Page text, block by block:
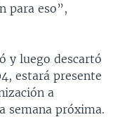
para eso”,
y luego descartó
estará presente
a
semana próxima.